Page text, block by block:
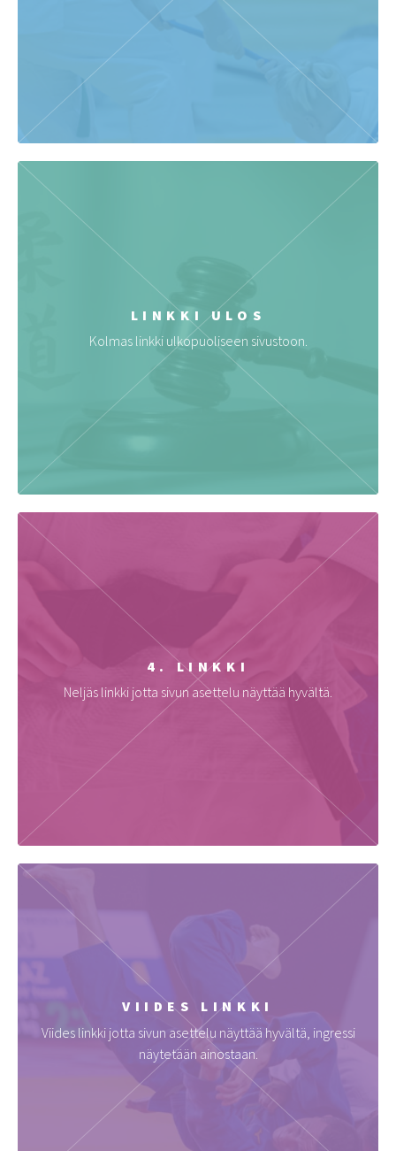
LINKKI ULOS
Kolmas linkki ulkopuoliseen sivustoon.
4. LINKKI
Neljäs linkki jotta sivun asettelu näyttää hyvältä.
VIIDES LINKKI
Viides linkki jotta sivun asettelu näyttää hyvältä, ingressi
näytetään ainostaan.